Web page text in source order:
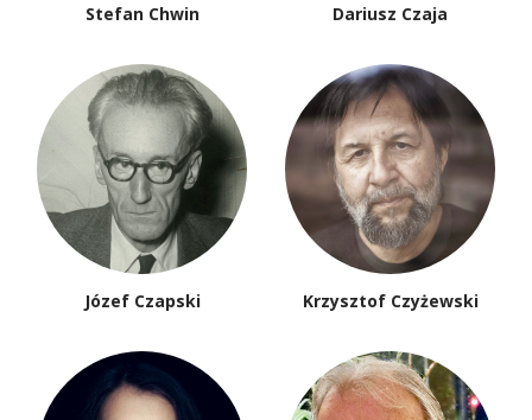
Stefan Chwin Dariusz Czaja
Józef Czapski Krzysztof Czyżewski